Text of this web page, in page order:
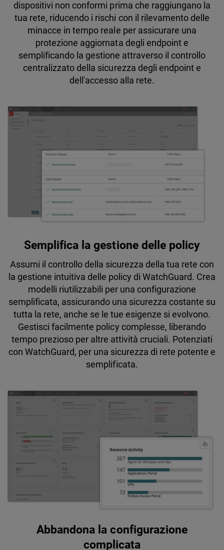
dispositivi non conformi prima che raggiungano la
tua rete, riducendo i rischi con il rilevamento delle
minacce in tempo reale per assicurare una
protezione aggiornata degli endpoint e
semplificando la gestione attraverso il controllo
centralizzato della sicurezza degli endpoint e
dell'accesso alla rete.
Semplifica la gestione delle policy
Assumi il controllo della sicurezza della tua rete con
la gestione intuitiva delle policy di WatchGuard. Crea
modelli riutilizzabili per una configurazione
semplificata, assicurando una sicurezza costante su
tutta la rete, anche se le tue esigenze si evolvono.
Gestisci facilmente policy complesse, liberando
tempo prezioso per altre attività cruciali. Potenziati
con WatchGuard, per una sicurezza di rete potente e
semplificata.
Abbandona la configurazione
complicata